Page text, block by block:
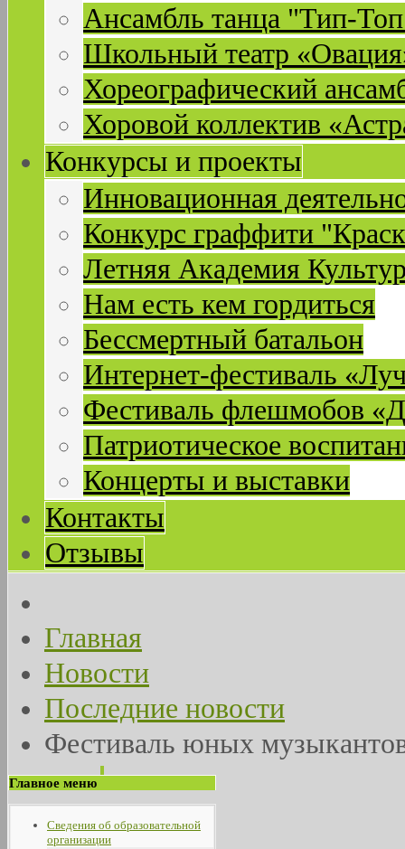
Ансамбль танца "Тип-
Школьный театр
Хореографический
Хоровой коллектив
Конкурсы и проекты
Инновационная
Конкурс граффити
Летняя Академия
Нам есть кем гордиться
Бессмертный батальон
Интернет-фестиваль
Фестиваль флешмобов
Патриотическое
Концерты и выставки
Контакты
Отзывы
Главная
Новости
Последние новости
Фестиваль юных
Главное меню
Сведения об образовательной
организации